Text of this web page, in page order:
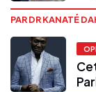
PAR DR KANATÉ